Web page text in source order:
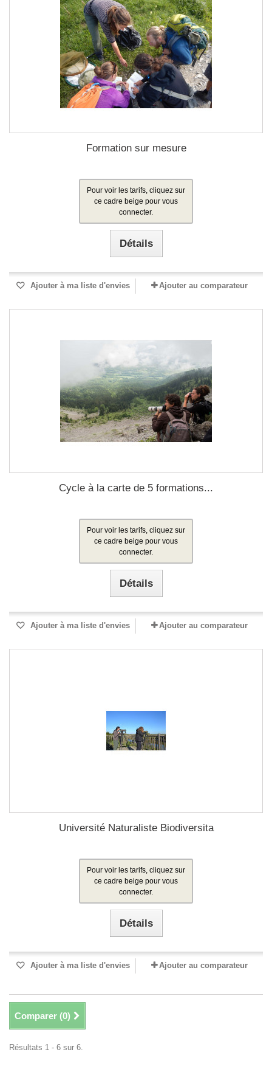
Formation sur mesure
Pour voir les tarifs, cliquez sur
ce cadre beige pour vous
connecter.
Détails
Ajouter à ma liste d'envies Ajouter au comparateur
Cycle à la carte de 5 formations...
Pour voir les tarifs, cliquez sur
ce cadre beige pour vous
connecter.
Détails
Ajouter à ma liste d'envies Ajouter au comparateur
Université Naturaliste Biodiversita
Pour voir les tarifs, cliquez sur
ce cadre beige pour vous
connecter.
Détails
Ajouter à ma liste d'envies Ajouter au comparateur
Comparer (0)
Résultats 1 - 6 sur 6.